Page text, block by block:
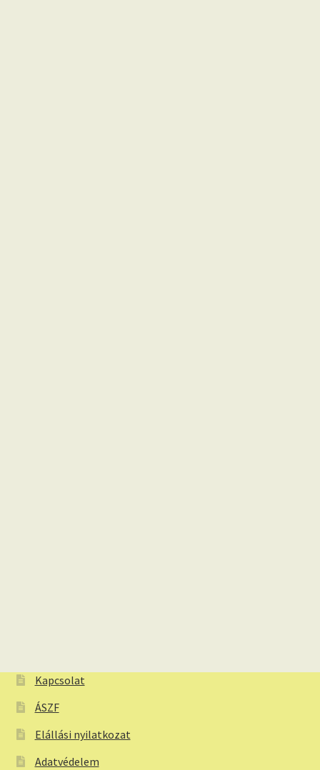
Kapcsolat
ÁSZF
Elállási nyilatkozat
Adatvédelem